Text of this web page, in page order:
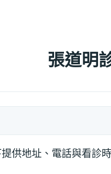
張道明
供地址、電話與看診